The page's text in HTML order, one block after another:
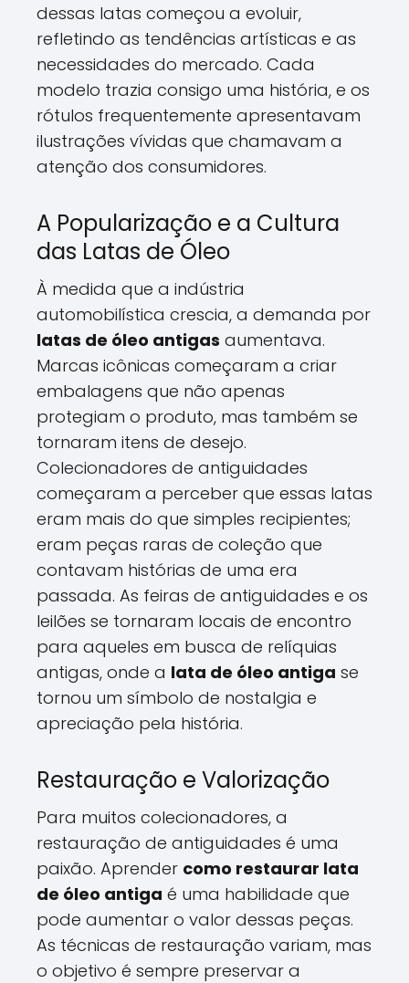
dessas latas começou a evoluir,
refletindo as tendências artísticas e as
necessidades do mercado. Cada
modelo trazia consigo uma história, e os
rótulos frequentemente apresentavam
ilustrações vívidas que chamavam a
atenção dos consumidores.
A Popularização e a Cultura
das Latas de Óleo
À medida que a indústria
automobilística crescia, a demanda por
latas de óleo antigas aumentava.
Marcas icônicas começaram a criar
embalagens que não apenas
protegiam o produto, mas também se
tornaram itens de desejo.
Colecionadores de antiguidades
começaram a perceber que essas latas
eram mais do que simples recipientes;
eram peças raras de coleção que
contavam histórias de uma era
passada. As feiras de antiguidades e os
leilões se tornaram locais de encontro
para aqueles em busca de relíquias
antigas, onde a lata de óleo antiga se
tornou um símbolo de nostalgia e
apreciação pela história.
Restauração e Valorização
Para muitos colecionadores, a
restauração de antiguidades é uma
paixão. Aprender como restaurar lata
de óleo antiga é uma habilidade que
pode aumentar o valor dessas peças.
As técnicas de restauração variam, mas
o objetivo é sempre preservar a